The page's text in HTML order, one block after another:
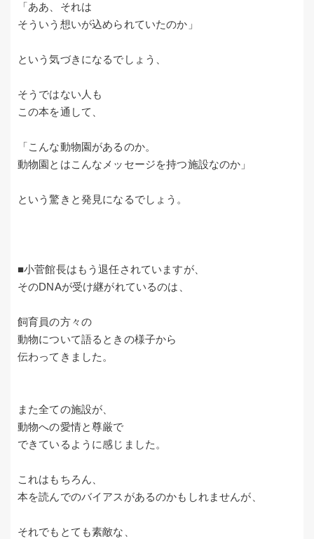
「ああ、それは
そういう想いが込められていたのか」
という気づきになるでしょう、
そうではない人も
この本を通して、
「こんな動物園があるのか。
動物園とはこんなメッセージを持つ施設なのか」
という驚きと発見になるでしょう。
■小菅館長はもう退任されていますが、
そのDNAが受け継がれているのは、
飼育員の方々の
動物について語るときの様子から
伝わってきました。
また全ての施設が、
動物への愛情と尊厳で
できているように感じました。
これはもちろん、
本を読んでのバイアスがあるのかもしれませんが、
それでもとても素敵な、